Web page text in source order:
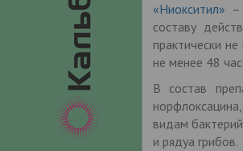
«Ниокситил» –
составу
практически
не менее 48
В состав
видам
и рядуа грибов.